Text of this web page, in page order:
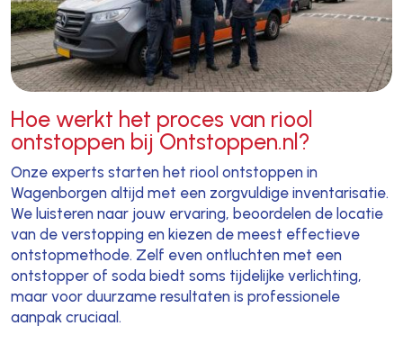
Hoe werkt het proces van riool
ontstoppen bij Ontstoppen.nl?
Onze experts starten het riool ontstoppen in
Wagenborgen altijd met een zorgvuldige inventarisatie.
We luisteren naar jouw ervaring, beoordelen de locatie
van de verstopping en kiezen de meest effectieve
ontstopmethode. Zelf even ontluchten met een
ontstopper of soda biedt soms tijdelijke verlichting,
maar voor duurzame resultaten is professionele
aanpak cruciaal.